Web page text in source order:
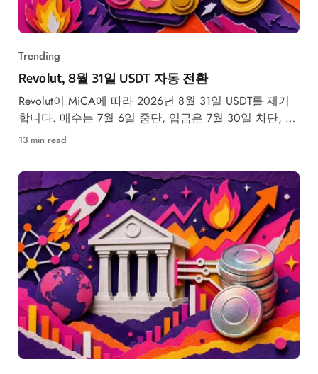
Trending
Revolut, 8월 31일 USDT 자동 전환
Revolut이 MiCA에 따라 2026년 8월 31일 USDT를 제거
합니다. 매수는 7월 6일 중단, 입금은 7월 30일 차단, 시
장가 자동 전환
13 min read